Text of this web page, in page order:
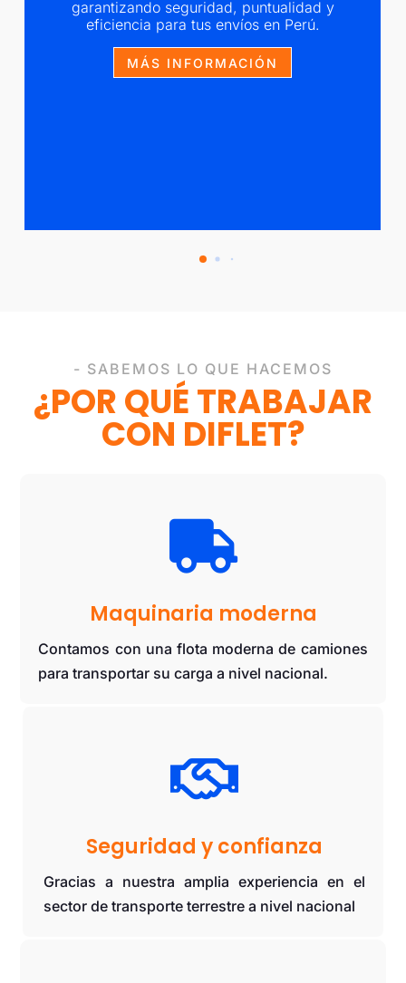
garantizando seguridad, puntualidad y
eficiencia para tus envíos en Perú.
MÁS INFORMACIÓN
- SABEMOS LO QUE HACEMOS
¿POR QUÉ TRABAJAR
CON DIFLET?

Maquinaria moderna
Contamos con una flota moderna de camiones
para transportar su carga a nivel nacional.

Seguridad y confianza
Gracias a nuestra amplia experiencia en el
sector de transporte terrestre a nivel nacional